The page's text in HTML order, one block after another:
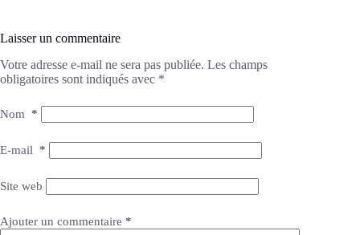
Laisser un commentaire
Votre adresse e-mail ne sera pas publiée. Les champs
obligatoires sont indiqués avec *
Nom *
E-mail *
Site web
Ajouter un commentaire *